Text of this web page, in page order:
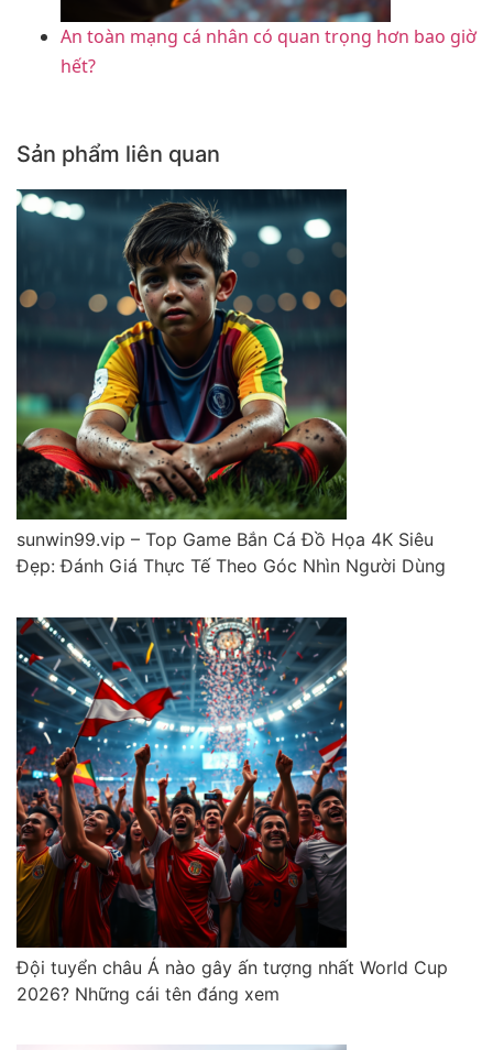
An toàn mạng cá nhân có quan trọng hơn bao giờ
hết?
Sản phẩm liên quan
sunwin99.vip – Top Game Bắn Cá Đồ Họa 4K Siêu
Đẹp: Đánh Giá Thực Tế Theo Góc Nhìn Người Dùng
Đội tuyển châu Á nào gây ấn tượng nhất World Cup
2026? Những cái tên đáng xem